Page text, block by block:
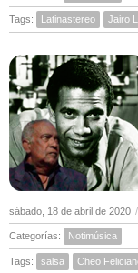
Tags: Latinastereo Jairo
sábado, 18 de abril de 2020 /
Categorías: Notimúsica
Tags: salsa Cheo